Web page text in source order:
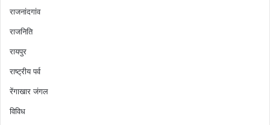
राजनांदगांव
राजनिति
रायपुर
राष्ट्रीय पर्व
रेंगाखार जंगल
विविध